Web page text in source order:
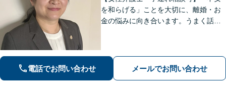
を和らげる」ことを大切に、離婚・お
金の悩みに向き合います。うまく話せ
電話でお問い合わせ メールでお問い合わせ